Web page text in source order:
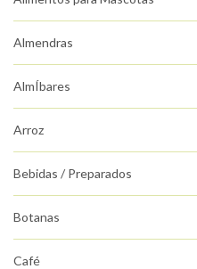
Almendras
AlmÍbares
Arroz
Bebidas / Preparados
Botanas
Café